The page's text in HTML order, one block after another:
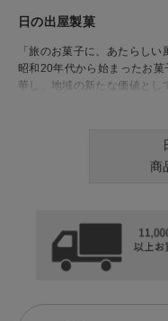
日の出屋製菓
「旅のお菓子に、あたらしい
昭和20年代から始まったお
華し、地域の新たな価値とし
リヤカーで手焼きせんべい
商